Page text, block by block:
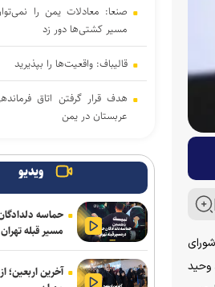
شورای
وحید
صنعا: معادلات یمن را
مسیر کشتی‌ها دور زد
قالیباف: واقعیت‌ها را بپذیرید
هدف قرار گرفتن اتاق‌
عربستان در یمن
دور هفتم مذاکرات
صهیونیستی در رم بدون نتیجه
رایزنی عراقچی و همتای
درباره تحولات منطقه
حمله نیروهای اسرائیلی
پرس‌تی‌وی
ویدیو
حماسه
مسیر قبله تهران
آخرین اربعین؛